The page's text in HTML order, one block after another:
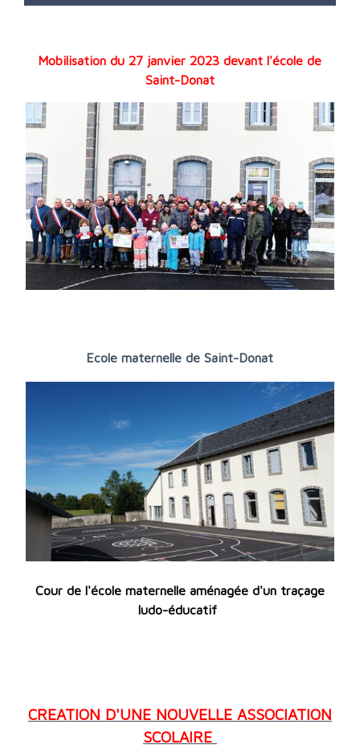
Mobilisation du 27 janvier 2023 devant l'école de
Saint-Donat
Ecole maternelle de Saint-Donat
Cour de l'école maternelle aménagée d'un traçage
ludo-éducatif
CREATION D'UNE NOUVELLE ASSOCIATION
SCOLAIRE